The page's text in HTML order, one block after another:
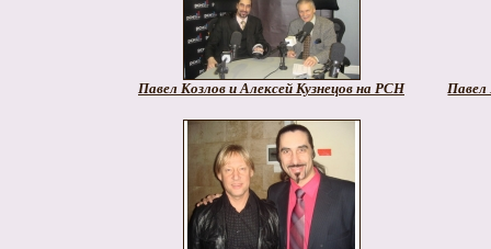
Павел Козлов и Алексей Кузнецов на РСН Павел